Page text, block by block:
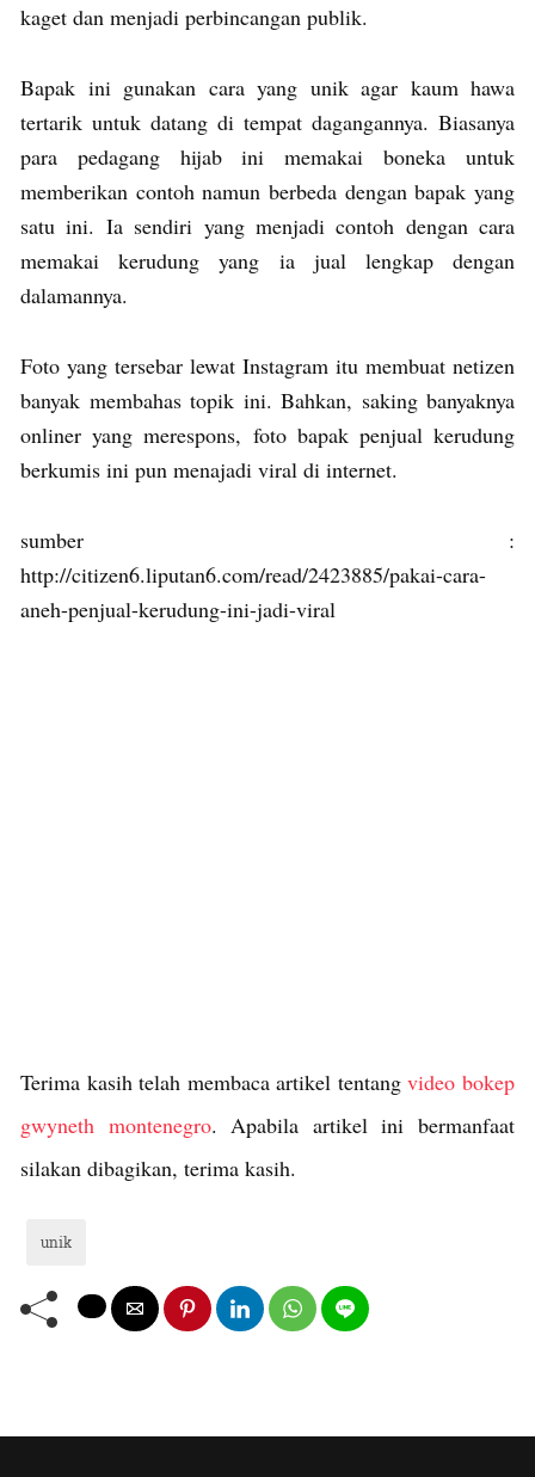
kaget dan menjadi perbincangan publik.
Bapak ini gunakan cara yang unik agar kaum hawa
tertarik untuk datang di tempat dagangannya. Biasanya
para pedagang hijab ini memakai boneka untuk
memberikan contoh namun berbeda dengan bapak yang
satu ini. Ia sendiri yang menjadi contoh dengan cara
memakai kerudung yang ia jual lengkap dengan
dalamannya.
Foto yang tersebar lewat Instagram itu membuat netizen
banyak membahas topik ini. Bahkan, saking banyaknya
onliner yang merespons, foto bapak penjual kerudung
berkumis ini pun menajadi viral di internet.
sumber :
http://citizen6.liputan6.com/read/2423885/pakai-cara-
aneh-penjual-kerudung-ini-jadi-viral
Terima kasih telah membaca artikel tentangvideo bokep
gwyneth montenegro. Apabila artikel ini bermanfaat
silakan dibagikan, terima kasih.
unik